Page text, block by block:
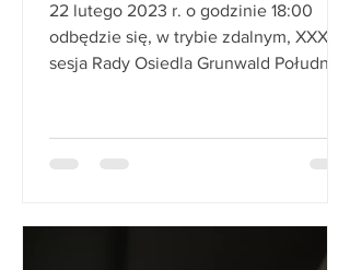
22 lutego 2023 r. o godzinie 18:00
odbędzie się, w trybie zdalnym, XXXII
sesja Rady Osiedla Grunwald Południe.